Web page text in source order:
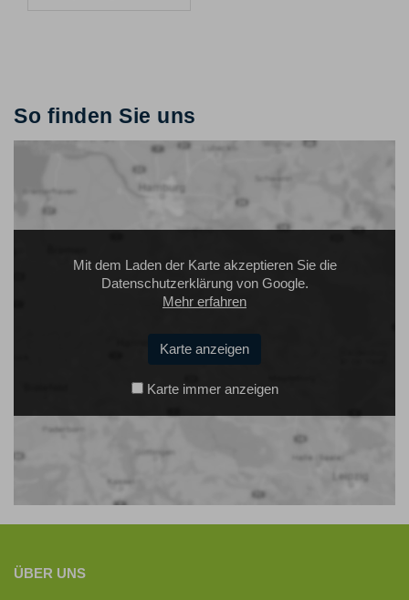
So finden Sie uns
Mit dem Laden der Karte akzeptieren Sie die
Datenschutzerklärung von Google.
Mehr erfahren
Karte anzeigen
Karte immer anzeigen
ÜBER UNS